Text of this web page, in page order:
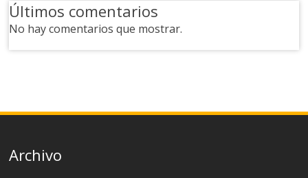
Últimos comentarios
No hay comentarios que mostrar.
Archivo